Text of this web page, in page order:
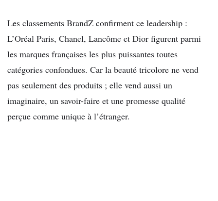
Les classements BrandZ confirment ce leadership :
L’Oréal Paris, Chanel, Lancôme et Dior figurent parmi
les marques françaises les plus puissantes toutes
catégories confondues. Car la beauté tricolore ne vend
pas seulement des produits ; elle vend aussi un
imaginaire, un savoir-faire et une promesse qualité
perçue comme unique à l’étranger.